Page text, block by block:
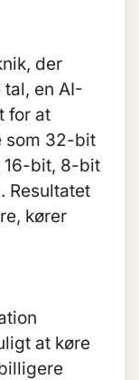
der
en AI-
for at
som 32-bit
16-bit, 8-bit
Resultatet
kører
at køre